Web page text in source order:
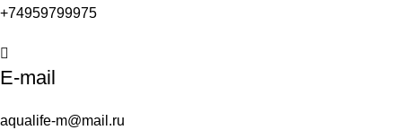
+74959799975
E-mail
aqualife-m@mail.ru